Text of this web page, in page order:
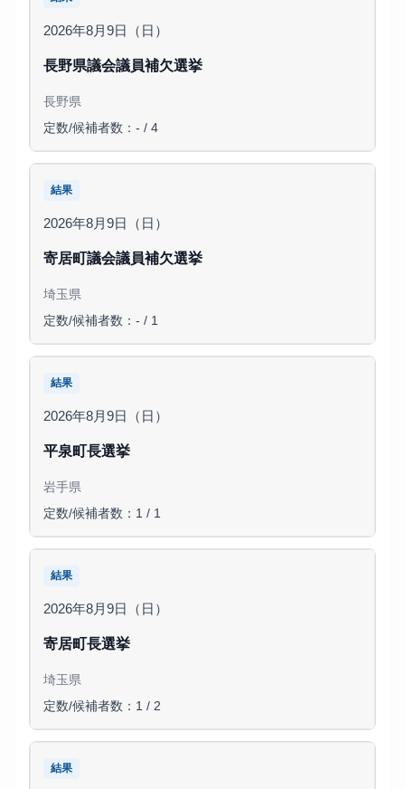
2026年8月9日（日）
長野県議会議員補欠選挙
長野県
定数/候補者数：- / 4
結果
2026年8月9日（日）
寄居町議会議員補欠選挙
埼玉県
定数/候補者数：- / 1
結果
2026年8月9日（日）
平泉町長選挙
岩手県
定数/候補者数：1 / 1
結果
2026年8月9日（日）
寄居町長選挙
埼玉県
定数/候補者数：1 / 2
結果